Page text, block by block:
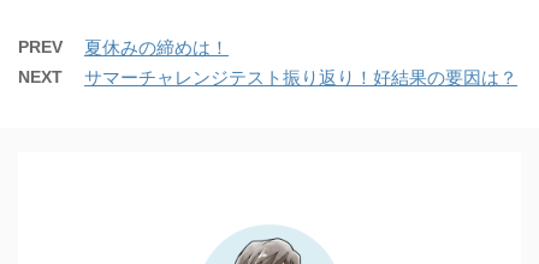
PREV 夏休みの締めは！
NEXT サマーチャレンジテスト振り返り！好結果の要因は？